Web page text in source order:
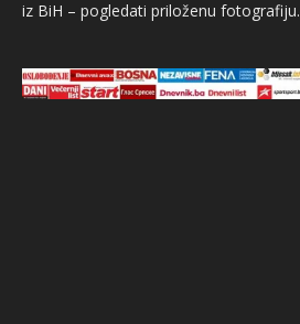
iz BiH – pogledati priloženu fotografiju.